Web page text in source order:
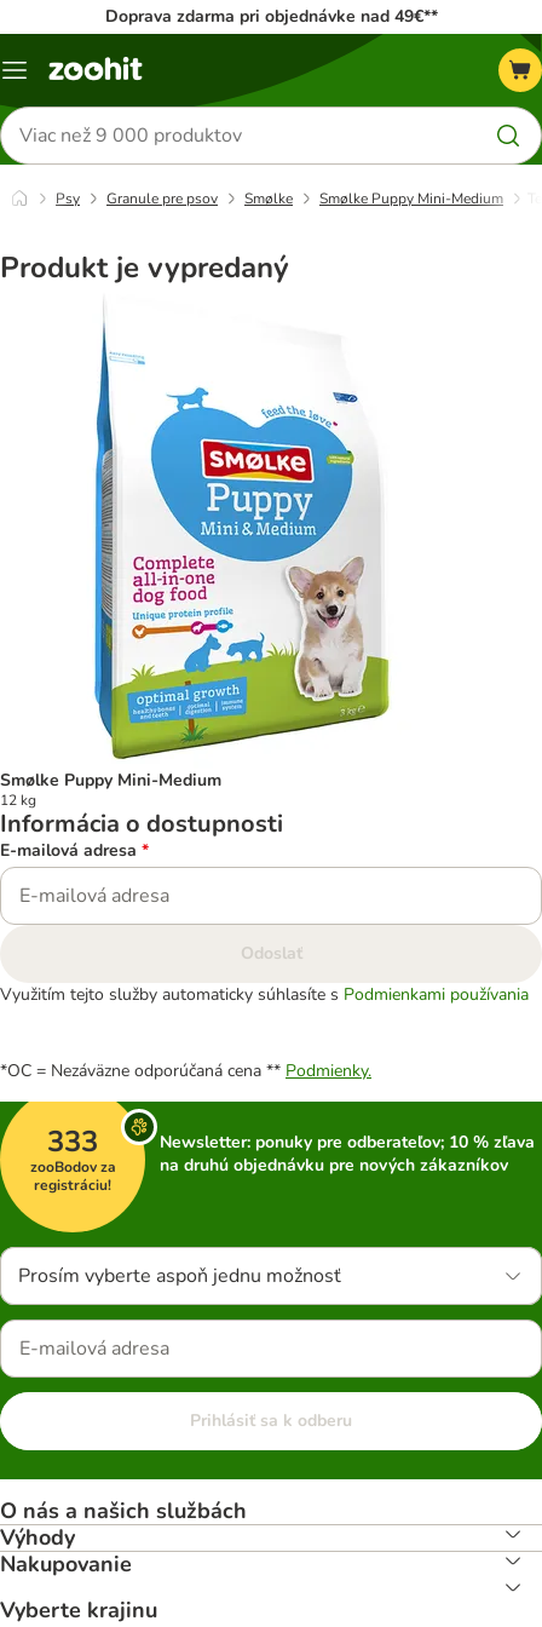
Doprava zdarma pri objednávke nad 49€**
Kategórie
Hľadať
produkty
Psy Granule pre psov Smølke Smølke Puppy Mini-Medium
Produkt je vypredaný
Smølke Puppy Mini-Medium
12 kg
Informácia o dostupnosti
E-mailová adresa *
Odoslať
Využitím tejto služby automaticky súhlasíte s Podmienkami používania
*OC = Nezáväzne odporúčaná cena ** Podmienky.
333
zooBodov za
registráciu!
Newsletter: ponuky pre odberateľov; 10 % zľava
na druhú objednávku pre nových zákazníkov
Prosím vyberte aspoň jednu možnosť
Prihlásiť sa k odberu
O nás a našich službách
Výhody
Nakupovanie
Vyberte krajinu